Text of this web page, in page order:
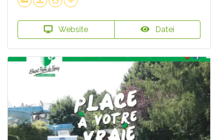
Website Datei